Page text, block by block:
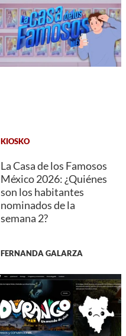
KIOSKO
La Casa de los Famosos
México 2026: ¿Quiénes
son los habitantes
nominados de la
semana 2?
FERNANDA GALARZA